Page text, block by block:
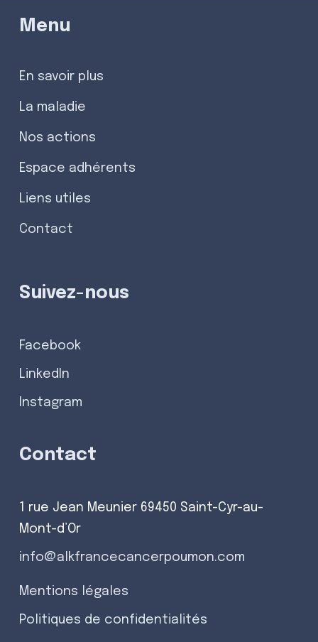
Menu
En savoir plus
La maladie
Nos actions
Espace adhérents
Liens utiles
Contact
Suivez-nous
Facebook
LinkedIn
Instagram
Contact
1 rue Jean Meunier 69450 Saint-Cyr-au-
Mont-d’Or
info@alkfrancecancerpoumon.com
Mentions légales
Politiques de confidentialités